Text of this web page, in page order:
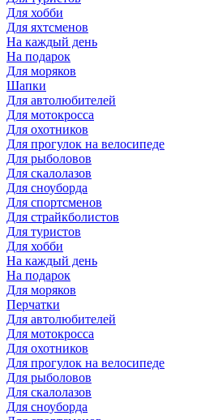
Для хобби
Для яхтсменов
На каждый день
На подарок
Для моряков
Шапки
Для автолюбителей
Для мотокросса
Для охотников
Для прогулок на велосипеде
Для рыболовов
Для скалолазов
Для сноуборда
Для спортсменов
Для страйкболистов
Для туристов
Для хобби
На каждый день
На подарок
Для моряков
Перчатки
Для автолюбителей
Для мотокросса
Для охотников
Для прогулок на велосипеде
Для рыболовов
Для скалолазов
Для сноуборда